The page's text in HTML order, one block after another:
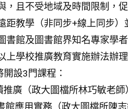
，且不受地域及時間限制，
距教學（非同步+線上同步
書館及圖書館界知名專家學
上學校推廣教育實施辦法辦理
設3門課程：
廣（政大圖檔所林巧敏老師
館應用實務（政大圖檔所陳志